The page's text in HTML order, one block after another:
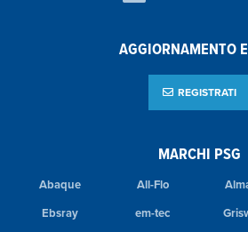
MARCHI PSG
Abaque All-Flo
Ebsray
em-tec
AGGIORNAMENTO
REGISTRATI